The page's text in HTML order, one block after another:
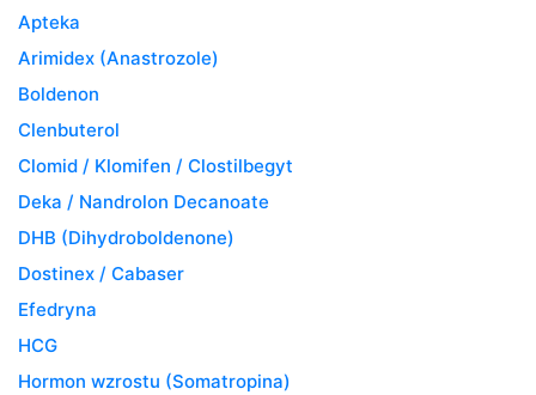
Apteka
Arimidex (Anastrozole)
Boldenon
Clenbuterol
Clomid / Klomifen / Clostilbegyt
Deka / Nandrolon Decanoate
DHB (Dihydroboldenone)
Dostinex / Cabaser
Efedryna
HCG
Hormon wzrostu (Somatropina)